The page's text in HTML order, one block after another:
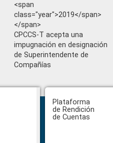
<span
class="year">2019</span>
</span>
CPCCS-T acepta una
impugnación en designación
de Superintendente de
Compañías
Plataforma
de Rendición
de Cuentas